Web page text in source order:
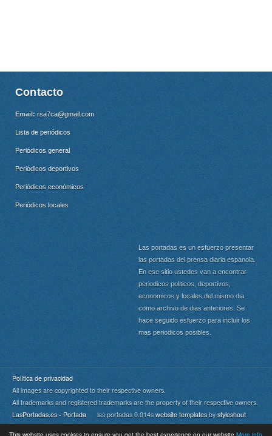
Contacto
Email: rsa7ca@gmail.com
Lista de periódicos
Periódicos general
Periódicos deportivos
Periódicos económicos
Periódicos locales
Las portadas es un esfuerzo presentar
las portadas del prensa diaria espanola.
En ese sitio ustedes van a encontrar
periodicos politicos, deportivos,
economicos y locales del mismo dia
como archivo de dias anteriores. Se
hace seguido esfuerzo para incluir los
mas periodicos posibles.
Política de privacidad
All images are copyrighted to their respective owners.
All trademarks and registered trademarks are the property of their respective owners.
LasPortadas.es - Portada las portadas 0.014s website templatesby styleshout